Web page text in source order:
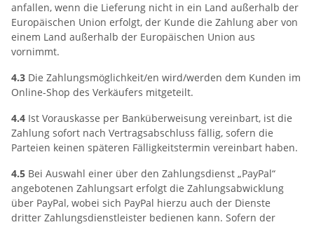
anfallen, wenn die Lieferung nicht in ein Land außerhalb der
Europäischen Union erfolgt, der Kunde die Zahlung aber von
einem Land außerhalb der Europäischen Union aus
vornimmt.
4.3 Die Zahlungsmöglichkeit/en wird/werden dem Kunden im
Online-Shop des Verkäufers mitgeteilt.
4.4 Ist Vorauskasse per Banküberweisung vereinbart, ist die
Zahlung sofort nach Vertragsabschluss fällig, sofern die
Parteien keinen späteren Fälligkeitstermin vereinbart haben.
4.5 Bei Auswahl einer über den Zahlungsdienst „PayPal“
angebotenen Zahlungsart erfolgt die Zahlungsabwicklung
über PayPal, wobei sich PayPal hierzu auch der Dienste
dritter Zahlungsdienstleister bedienen kann. Sofern der